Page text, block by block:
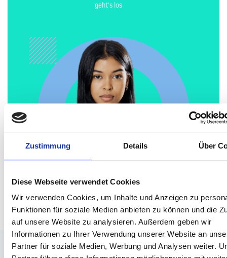
Zustimmung Details Über
Diese Webseite verwendet Cookies
Wir verwenden Cookies, um Inhalte und Anzeigen zu
Funktionen für soziale Medien anbieten zu können und die
auf unsere Website zu analysieren. Außerdem geben wir
Informationen zu Ihrer Verwendung unserer Website an
Partner für soziale Medien, Werbung und Analysen weiter.
geht's los